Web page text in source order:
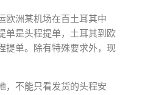
欧洲某机场在百土耳其中
单是头程提单，土耳其到欧
提单。除有特殊要求外，现
，不能只看发货的头程安